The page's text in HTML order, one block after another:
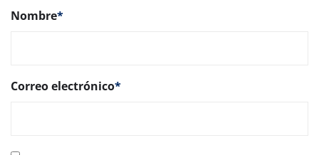
Nombre*
Correo electrónico*